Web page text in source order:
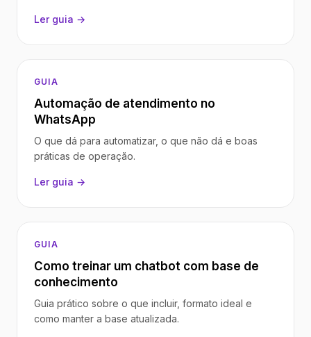
Ler guia →
GUIA
Automação de atendimento no
WhatsApp
O que dá para automatizar, o que não dá e boas
práticas de operação.
Ler guia →
GUIA
Como treinar um chatbot com base de
conhecimento
Guia prático sobre o que incluir, formato ideal e
como manter a base atualizada.